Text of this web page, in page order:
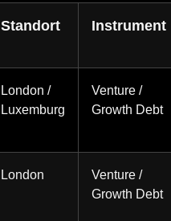
Standort Instrument
London /
Luxemburg
Venture /
Growth Debt
London
Venture /
Growth Debt